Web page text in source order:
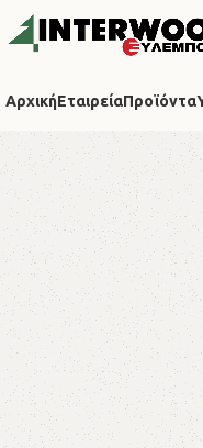
ΑρχικήΕταιρείαΠροϊόντα